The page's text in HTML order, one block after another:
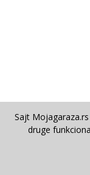
Sajt
druge